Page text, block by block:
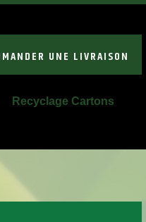
UNE LIVRAISON
Recyclage Cartons